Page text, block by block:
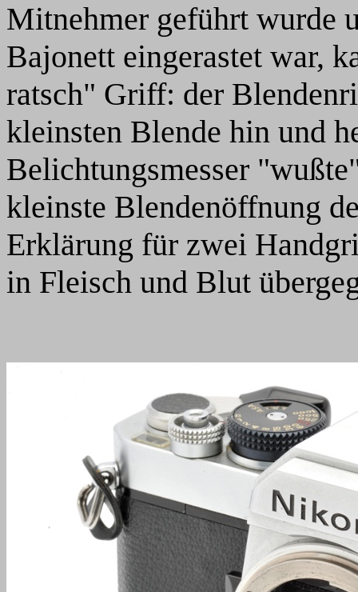
Mitnehmer geführt wurde
Bajonett eingerastet war,
ratsch" Griff: der
kleinsten Blende hin und
Belichtungsmesser
kleinste Blendenöffnung
Erklärung für zwei
in Fleisch und Blut